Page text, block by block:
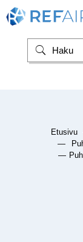
Etusivu
—
—